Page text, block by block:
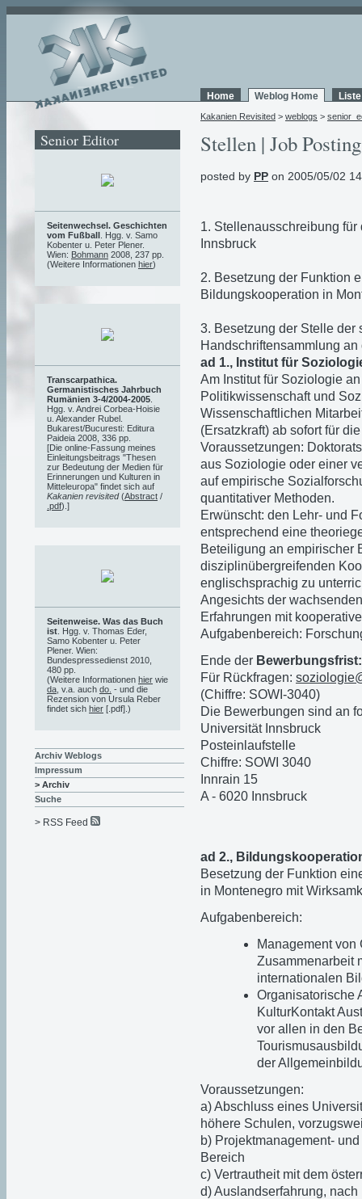
Home Weblog Home
Kakanien Revisited > weblogs >
Stellen | Job
posted by PP on 2005/05/02
1. Stellenausschreibung
Innsbruck
2. Besetzung der Funktion
Bildungskooperation in
3. Besetzung der Stelle der
Handschriftensammlung
ad 1., Institut für
Am Institut für Soziologie
Politikwissenschaft und
Wissenschaftlichen
(Ersatzkraft) ab sofort für
Voraussetzungen:
aus Soziologie oder einer
auf empirische
quantitativer Methoden.
Erwünscht: den Lehr- und
entsprechend eine
Beteiligung an empirischer
disziplinübergreifenden
englischsprachig zu
Angesichts der
Erfahrungen mit
Aufgabenbereich:
Ende der
Für Rückfragen:
(Chiffre: SOWI-3040)
Die Bewerbungen sind an
Universität Innsbruck
Posteinlaufstelle
Chiffre: SOWI 3040
Innrain 15
A - 6020 Innsbruck
ad 2.,
Besetzung der Funktion
in Montenegro mit
Aufgabenbereich:
Management
Zusammenarbeit
internationalen
Organisatorische
KulturKontakt
vor allen in den
der
Voraussetzungen:
a) Abschluss eines
höhere Schulen,
b) Projektmanagement-
Bereich
c) Vertrautheit mit dem
d) Auslandserfahrung,
Senior Editor
Seitenwechsel. Geschichten
vom Fußball . Hgg. v. Samo
Kobenter u. Peter Plener.
Wien: Bohmann 2008, 237 pp.
(Weitere Informationen hier)
Transcarpathica.
Germanistisches Jahrbuch
Rumänien 3-4/2004-2005
Hgg. v. Andrei Corbea-Hoisie
u. Alexander Rubel.
Bukarest/Bucuresti: Editura
Paideia 2008, 336 pp.
[Die online-Fassung meines
Einleitungsbeitrags "Thesen
zur Bedeutung der Medien für
Erinnerungen und Kulturen in
Mitteleuropa" findet sich auf
Kakanien revisited(Abstract /
.pdf).]
Seitenweise. Was das Buch
ist . Hgg. v. Thomas Eder,
Samo Kobenter u. Peter
Plener. Wien:
Bundespressedienst 2010,
480 pp.
(Weitere Informationen hier wie
da , v.a. auch do. - und die
Rezension von Ursula Reber
findet sich hier [.pdf].)
Archiv Weblogs
Impressum
> Archiv
Suche
> RSS Feed